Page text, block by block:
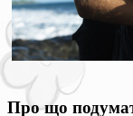
Про що